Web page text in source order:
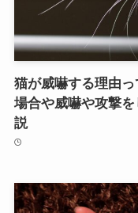
猫が威嚇する理由
場合や威嚇や攻撃
説